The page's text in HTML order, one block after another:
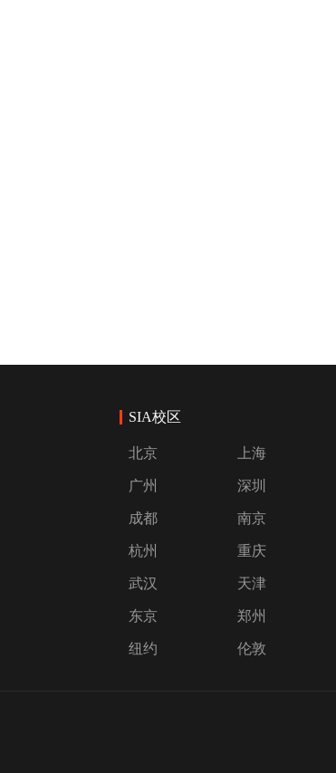
SIA校区
北京 上海
广州 深圳
成都 南京
杭州 重庆
武汉 天津
东京 郑州
纽约 伦敦